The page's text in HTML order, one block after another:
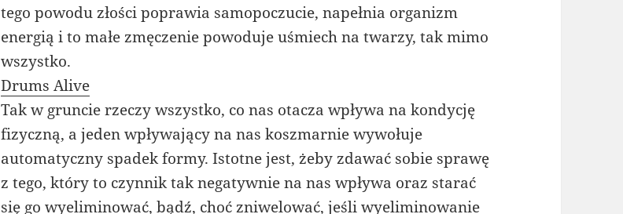
tego powodu złości poprawia samopoczucie, napełnia organizm
energią i to małe zmęczenie powoduje uśmiech na twarzy, tak mimo
wszystko.
Drums Alive
Tak w gruncie rzeczy wszystko, co nas otacza wpływa na kondycję
fizyczną, a jeden wpływający na nas koszmarnie wywołuje
automatyczny spadek formy. Istotne jest, żeby zdawać sobie sprawę
z tego, który to czynnik tak negatywnie na nas wpływa oraz starać
się go wyeliminować, bądź, choć zniwelować, jeśli wyeliminowanie